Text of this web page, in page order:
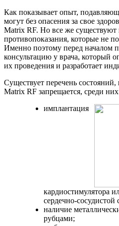
Как показывает опыт,
могут без опасения за свое
Matrix RF. Но все же существуют
противопоказания, которые не
Именно поэтому перед началом
консультацию у врача, который
их проведения и разработает
Существует перечень
Matrix RF запрещается, среди
имплантация
кардиостимулятора
сердечно-сосудистой
наличие
рубцами;